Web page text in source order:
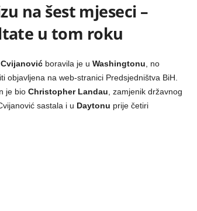
na šest mjeseci –
u tom roku
boravila je u Washingtonu , no
objavljena na web-stranici Predsjedništva BiH.
je bio Christopher Landau , zamjenik državnog
sastala i u Daytonu prije četiri